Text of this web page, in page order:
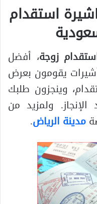
استقدام
زوجة، أفضل
يقومون بعرض
وينجزون طلبك
الإنجاز. ولمزيد من
مدينة الرياض.